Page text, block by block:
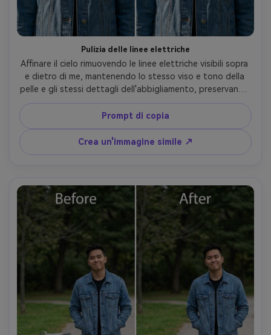
Pulizia delle linee elettriche
Affinare il cielo rimuovendo le linee elettriche visibili sopra
e dietro di me, mantenendo lo stesso viso e tono della
pelle e gli stessi dettagli dell'abbigliamento, preservando
l'illuminazione originale e la trama delle nuvole in modo che
lo skyline rimanga credibile.
Prompt di copia
Crea un'immagine simile ↗